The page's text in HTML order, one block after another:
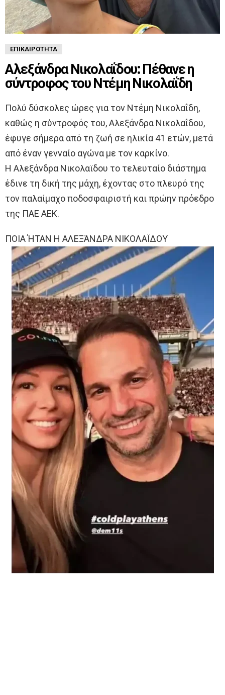
ΕΠΙΚΑΙΡΌΤΗΤΑ
Αλεξάνδρα Νικολαΐδου: Πέθανε η
σύντροφος του Ντέμη Νικολαΐδη
Πολύ δύσκολες ώρες για τον Ντέμη Νικολαΐδη,
καθώς η σύντροφός του, Αλεξάνδρα Νικολαΐδου,
έφυγε σήμερα από τη ζωή σε ηλικία 41 ετών, μετά
από έναν γενναίο αγώνα με τον καρκίνο.
Η Αλεξάνδρα Νικολαϊδου το τελευταίο διάστημα
έδινε τη δική της μάχη, έχοντας στο πλευρό της
τον παλαίμαχο ποδοσφαιριστή και πρώην πρόεδρο
της ΠΑΕ ΑΕΚ.
ΠΟΙΑ ΉΤΑΝ Η ΑΛΕΞΆΝΔΡΑ ΝΙΚΟΛΑΪΔΟΥ